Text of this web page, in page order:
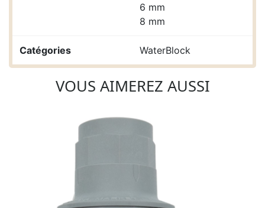
6 mm
8 mm
Catégories WaterBlock
VOUS AIMEREZ AUSSI